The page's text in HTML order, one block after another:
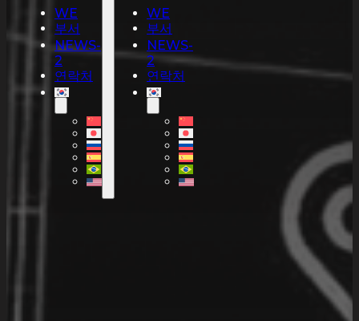
WE
부서
NEWS-
2
연락처
WE
부서
NEWS-
2
연락처